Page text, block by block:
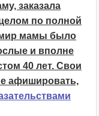
заказала
по полной
мир мамы было
и вполне
40 лет. Свои
афишировать,